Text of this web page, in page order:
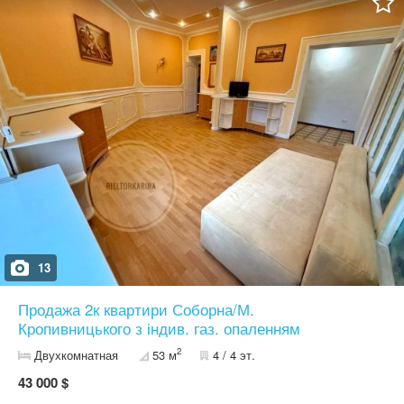
ремонт,никто в данный момент не проживает.Есть место под
стоянку авто.Район отличный,рядом транспорт,школа,детский
сад,Муздрамтеатр,Дворец Судостроителей, магазины,
Супермаркет,отделения банков,кафе,ресторан,гостинница
Украина, Дом детского творчества, парки отдыха,пр.блага
цивилизации.12000 уе
13
Продажа 2к квартири Соборна/М.
Кропивницького з індив. газ. опаленням
Двухкомнатная 53 м2 4 / 4 эт.
43 000 $